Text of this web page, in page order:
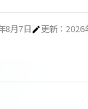
8月7日 更新：2026